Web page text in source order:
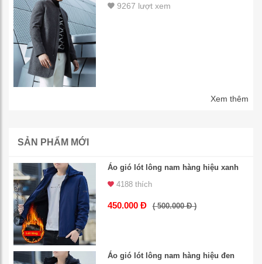
9267 lượt xem
Xem thêm
SẢN PHẨM MỚI
Áo gió lót lông nam hàng hiệu xanh
4188 thích
450.000 Đ ( 500.000 Đ )
Áo gió lót lông nam hàng hiệu đen